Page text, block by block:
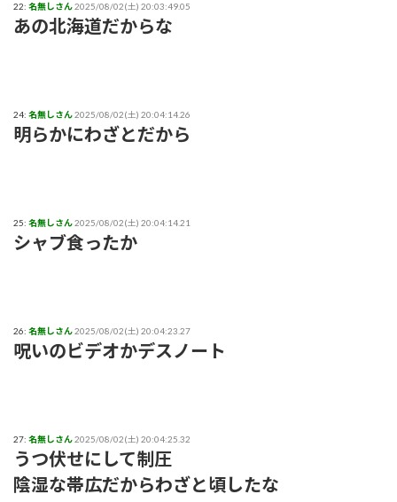
22: 名無しさん2025/08/02(土) 20:03:49.05
あの北海道だからな
24: 名無しさん2025/08/02(土) 20:04:14.26
明らかにわざとだから
25: 名無しさん2025/08/02(土) 20:04:14.21
シャブ食ったか
26: 名無しさん2025/08/02(土) 20:04:23.27
呪いのビデオかデスノート
27: 名無しさん2025/08/02(土) 20:04:25.32
うつ伏せにして制圧
陰湿な帯広だからわざと頃したな